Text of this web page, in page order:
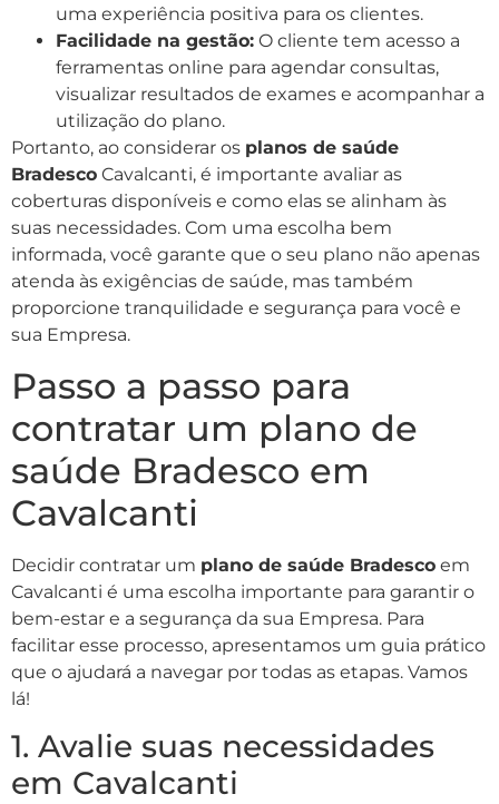
uma experiência positiva para os clientes.
Facilidade na gestão: O cliente tem acesso a
ferramentas online para agendar consultas,
visualizar resultados de exames e acompanhar a
utilização do plano.
Portanto, ao considerar os planos de saúde
Bradesco Cavalcanti, é importante avaliar as
coberturas disponíveis e como elas se alinham às
suas necessidades. Com uma escolha bem
informada, você garante que o seu plano não apenas
atenda às exigências de saúde, mas também
proporcione tranquilidade e segurança para você e
sua Empresa.
Passo a passo para
contratar um plano de
saúde Bradesco em
Cavalcanti
Decidir contratar um plano de saúde Bradesco em
Cavalcanti é uma escolha importante para garantir o
bem-estar e a segurança da sua Empresa. Para
facilitar esse processo, apresentamos um guia prático
que o ajudará a navegar por todas as etapas. Vamos
lá!
1. Avalie suas necessidades
em Cavalcanti